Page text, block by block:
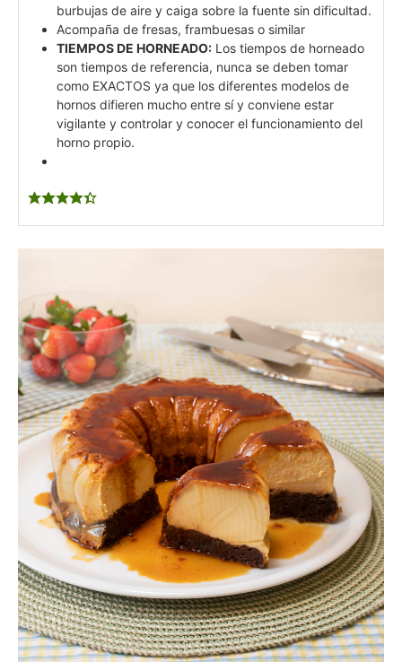
burbujas de aire y caiga sobre la fuente sin dificultad.
Acompaña de fresas, frambuesas o similar
TIEMPOS DE HORNEADO: Los tiempos de horneado
son tiempos de referencia, nunca se deben tomar
como EXACTOS ya que los diferentes modelos de
hornos difieren mucho entre sí y conviene estar
vigilante y controlar y conocer el funcionamiento del
horno propio.